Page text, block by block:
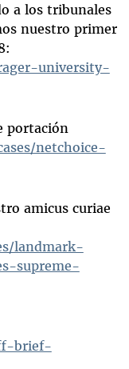
a los tribunales
nuestro primer
university-
portación
netchoice-
amicus curiae
landmark-
supreme-
brief-